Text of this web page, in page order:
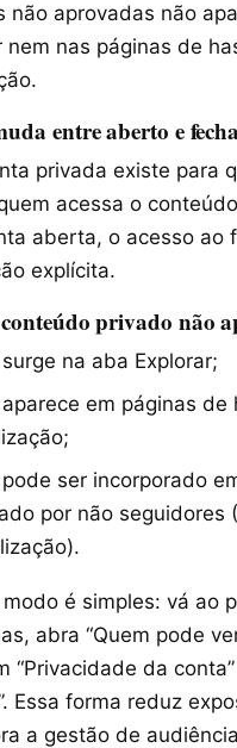
não aprovadas não
nem nas páginas de
entre aberto e
privada existe para
acessa o
aberta, o acesso ao
explícita.
privado não
na aba Explorar;
em páginas de
ser incorporado
por não seguidores
é simples: vá ao
abra “Quem pode
“Privacidade da
Essa forma reduz
a gestão de